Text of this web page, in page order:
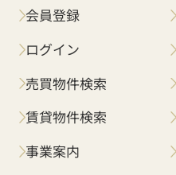
会員登録
ログイン
売買物件検索
賃貸物件検索
事業案内